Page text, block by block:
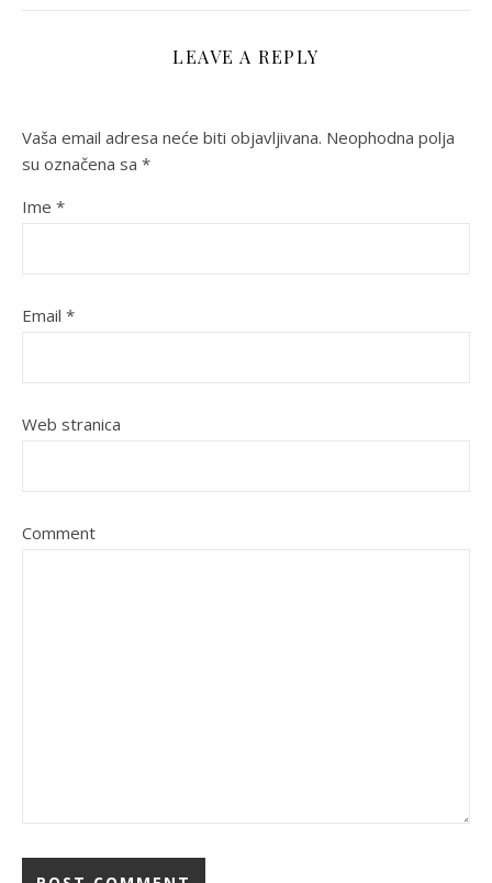
LEAVE A REPLY
Vaša email adresa neće biti objavljivana. Neophodna polja
su označena sa *
Ime *
Email *
Web stranica
Comment